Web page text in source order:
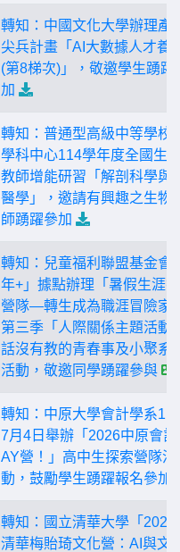
轉知：中國文化大學辦理產
尖兵計畫「AI大數據人才養
(第8梯次)」，敬邀學生踴躍
加
轉知：普通型高級中等學校
學科中心114學年度全國生
教師增能研習「解剖科學與
醫學」，邀請有興趣之生物
師踴躍參加
轉知：兒童福利聯盟基金會
年+」據點辦理「暑假生涯
營隊—轉生成為職涯冒險家
第三季「人際關係主題活動-
話沒有教的青春事及小聚系
活動，敬邀同學踴躍參與
轉知：中原大學會計學系
7月4日舉辦「2026中原會
AY營！」高中生探索營隊活
動，鼓勵學生踴躍報名參加
轉知：國立清華大學「2026
清華梅貽琦文化營：AI與文